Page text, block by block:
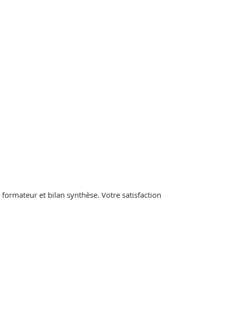
et bilan synthèse. Votre satisfaction